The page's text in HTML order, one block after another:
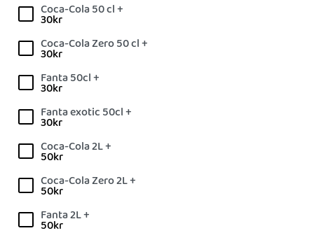
Coca-Cola 50 cl +
30kr
Coca-Cola Zero 50 cl +
30kr
Fanta 50cl +
30kr
Fanta exotic 50cl +
30kr
Coca-Cola 2L +
50kr
Coca-Cola Zero 2L +
50kr
Fanta 2L +
50kr